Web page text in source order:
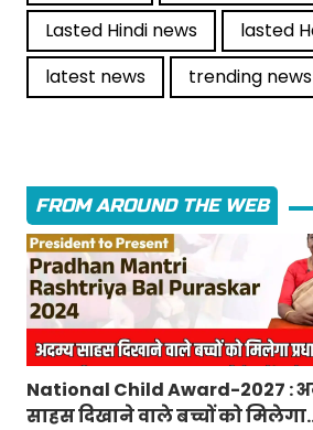
Lasted Hindi news
lasted
latest news
trending news
FROM AROUND THE WEB
National Child Award-2027 :
साहस दिखाने वाले बच्चों को मिलेगा